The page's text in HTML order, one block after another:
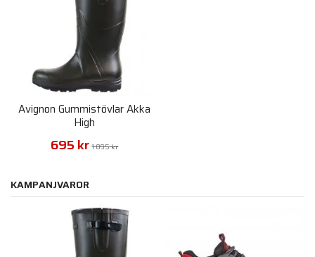
Avignon Gummistövlar Akka
High
695 kr 1 095 kr
KAMPANJVAROR